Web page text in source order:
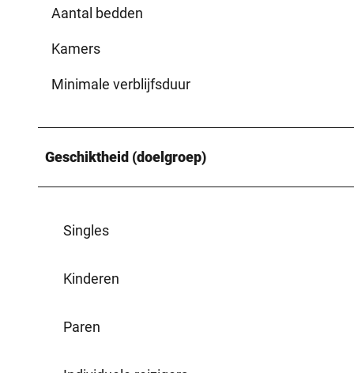
Aantal bedden
Kamers
Minimale verblijfsduur
Geschiktheid (doelgroep)
Singles
Kinderen
Paren